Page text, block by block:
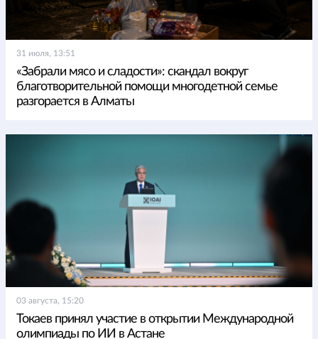
31 июля, 13:51
«Забрали мясо и сладости»: скандал вокруг
благотворительной помощи многодетной семье
разгорается в Алматы
03 августа, 15:20
Токаев принял участие в открытии Международной
олимпиады по ИИ в Астане